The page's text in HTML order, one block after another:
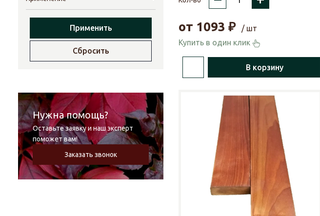
Применить
Сбросить
Нужна помощь?
Оставьте заявку и наш эксперт
поможет вам!
Заказать звонок
от 1093 ₽
/ шт
Купить в один клик
В корзину